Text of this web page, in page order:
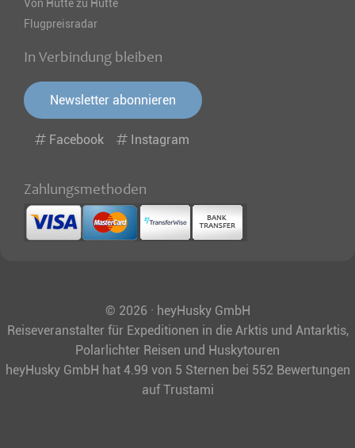
Von Hütte zu Hütte
Flugpreisradar
In Verbindung bleiben
Newsletter abonnieren
Facebook Instagram
Zahlungsmethoden
© 2026 · heyHusky GmbH
Reiseveranstalter für Expeditionen in die Arktis und Antarktis,
Polarlichter Reisen und Huskytouren
heyHusky GmbH hat 4.99 von 5 Sternen bei 552 Bewertungen
auf Trustami